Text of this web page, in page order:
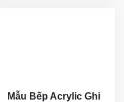
Mẫu Bếp Acrylic Ghi